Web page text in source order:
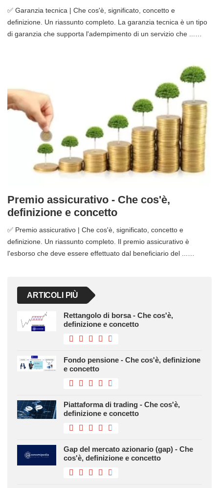
✅ Garanzia tecnica | Che cos'è, significato, concetto e
definizione. Un riassunto completo. La garanzia tecnica è un tipo
di garanzia che supporta l'adempimento di un servizio che ...…
Premio assicurativo - Che cos'è,
definizione e concetto
✅ Premio assicurativo | Che cos'è, significato, concetto e
definizione. Un riassunto completo. Il premio assicurativo è
l'esborso che deve essere effettuato dal beneficiario del ...…
ARTICOLI PIÙ
Rettangolo di borsa - Che cos'è,
definizione e concetto
Fondo pensione - Che cos'è, definizione
e concetto
Piattaforma di trading - Che cos'è,
definizione e concetto
Gap del mercato azionario (gap) - Che
cos'è, definizione e concetto